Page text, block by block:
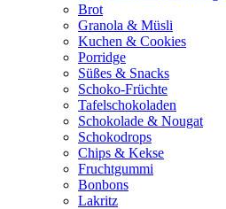
Brot
Granola & Müsli
Kuchen & Cookies
Porridge
Süßes & Snacks
Schoko-Früchte
Tafelschokoladen
Schokolade & Nougat
Schokodrops
Chips & Kekse
Fruchtgummi
Bonbons
Lakritz